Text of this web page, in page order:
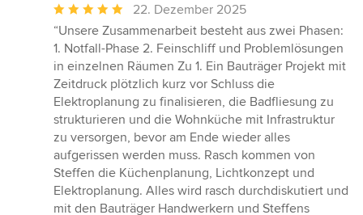
Durchschnittliche
Bewertung:
5
von
5
Sternen
22. Dezember 2025
“Unsere Zusammenarbeit besteht aus zwei Phasen:
1. Notfall-Phase 2. Feinschliff und Problemlösungen
in einzelnen Räumen Zu 1. Ein Bauträger Projekt mit
Zeitdruck plötzlich kurz vor Schluss die
Elektroplanung zu finalisieren, die Badfliesung zu
strukturieren und die Wohnküche mit Infrastruktur
zu versorgen, bevor am Ende wieder alles
aufgerissen werden muss. Rasch kommen von
Steffen die Küchenplanung, Lichtkonzept und
Elektroplanung. Alles wird rasch durchdiskutiert und
mit den Bauträger Handwerkern und Steffens